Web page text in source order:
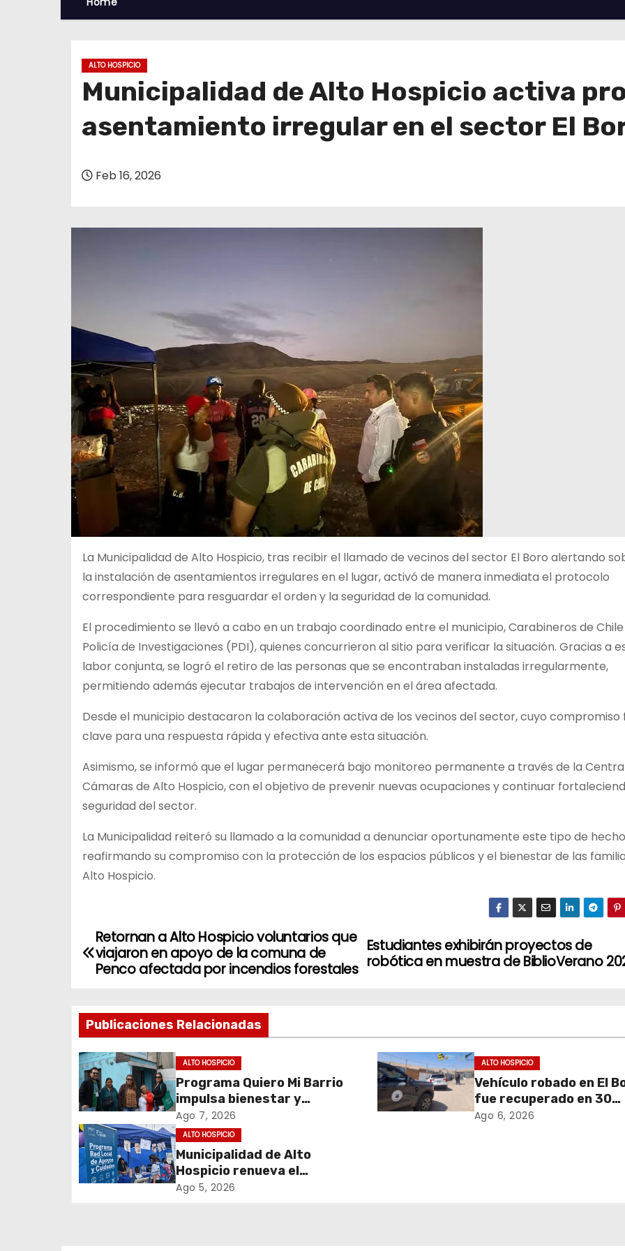
ALTO HOSPICIO
Municipalidad de Alto Hospicio activa
asentamiento irregular en el sector El
Feb 16, 2026
La Municipalidad de Alto Hospicio, tras recibir el llamado de vecinos del sector El Boro alertando
la instalación de asentamientos irregulares en el lugar, activó de manera inmediata el protocolo
correspondiente para resguardar el orden y la seguridad de la comunidad.
El procedimiento se llevó a cabo en un trabajo coordinado entre el municipio, Carabineros de
Policía de Investigaciones (PDI), quienes concurrieron al sitio para verificar la situación. Gracias a
labor conjunta, se logró el retiro de las personas que se encontraban instaladas irregularmente,
permitiendo además ejecutar trabajos de intervención en el área afectada.
Desde el municipio destacaron la colaboración activa de los vecinos del sector, cuyo compromiso
clave para una respuesta rápida y efectiva ante esta situación.
Asimismo, se informó que el lugar permanecerá bajo monitoreo permanente a través de la
Cámaras de Alto Hospicio, con el objetivo de prevenir nuevas ocupaciones y continuar
seguridad del sector.
La Municipalidad reiteró su llamado a la comunidad a denunciar oportunamente este tipo de
reafirmando su compromiso con la protección de los espacios públicos y el bienestar de las
Alto Hospicio.
N
e
g
a
c
i
ó
Estudiantes exhibirán proyectos de
robótica en muestra de BiblioVerano
Retornan a Alto Hospicio voluntarios que
viajaron en apoyo de la comuna de
Penco afectada por incendios forestales
Publicaciones Relacionadas
ALTO HOSPICIO
Programa Quiero Mi Barrio
impulsa bienestar y
envejecimiento activo en
adultos mayores de Alto
Hospicio
Ago 7, 2026
ALTO HOSPICIO
Vehículo robado en El
fue recuperado en 30
minutos gracias a
Ago 6, 2026
ALTO HOSPICIO
Municipalidad de Alto
Hospicio renueva el
Programa Red Local de
Ago 5, 2026